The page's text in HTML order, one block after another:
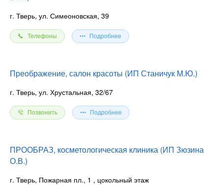
г. Тверь, ул. Симеоновская, 39
Телефоны Подробнее
Преображение, салон красоты (ИП Станичук М.Ю.)
г. Тверь, ул. Хрустальная, 32/67
Позвонить Подробнее
ПРООБРАЗ, косметологическая клиника (ИП Зюзина
О.В.)
г. Тверь, Пожарная пл., 1 , цокольный этаж